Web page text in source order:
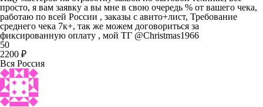
просто, я вам заявку а вы мне в свою очередь % от вашего чека,
работаю по всей России , заказы с авито+лист, Требование
среднего чека 7к+, так же можем договориться за
фиксированную оплату , мой ТГ @Christmas1966
50
2200 ₽
Вся Россия